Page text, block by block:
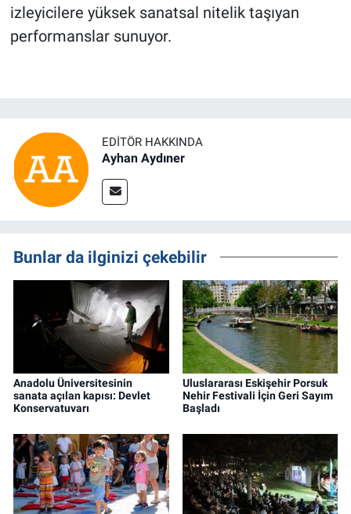
izleyicilere yüksek sanatsal nitelik taşıyan
performanslar sunuyor.
EDITÖR HAKKINDA
Ayhan Aydıner
Bunlar da ilginizi çekebilir
Anadolu Üniversitesinin
sanata açılan kapısı: Devlet
Konservatuvarı
Uluslararası Eskişehir Porsuk
Nehir Festivali İçin Geri Sayım
Başladı